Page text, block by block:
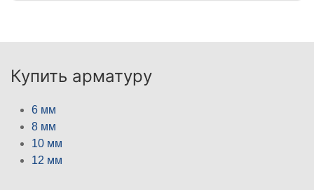
Купить арматуру
6 мм
8 мм
10 мм
12 мм